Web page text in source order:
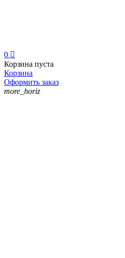
0 
Корзина пуста
Корзина
Оформить заказ
more_horiz